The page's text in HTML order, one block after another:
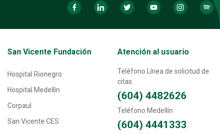
Transversal - Menú San Vicente fundación footer
San Vicente Fundación
Hospital Rionegro
Hospital Medellín
Corpaul
San Vicente CES
Atención al usuario
Teléfono Línea de solicitud de
citas
(604) 4482626
Teléfono Medellín
(604) 4441333